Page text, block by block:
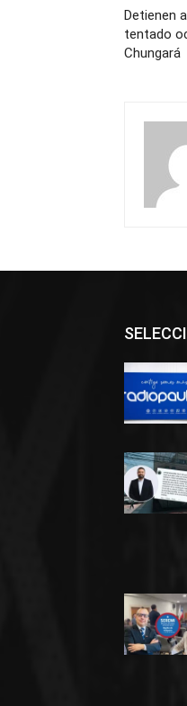
Detienen
tentado
Chungará